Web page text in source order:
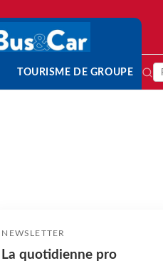
TOURISME DE GROUPE
NEWSLETTER
La quotidienne pro